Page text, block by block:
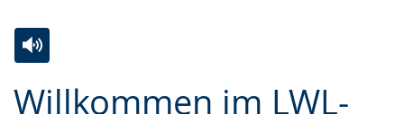
Willkommen im LWL-
Leichten
Audio-
Video